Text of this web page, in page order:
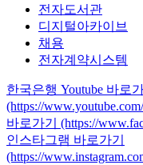
전자도서관
디지털아카이브
채용
전자계약시스템
한국은행 Youtube 바로가
(https://
바로가기 (https://
인스타그램 바로가기
(https://